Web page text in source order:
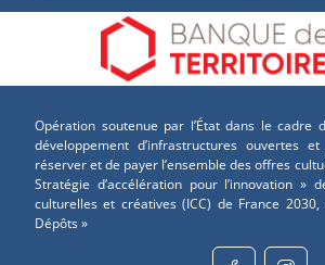
Opération soutenue par l’État dans le cadre
développement d’infrastructures ouvertes
réserver et de payer l’ensemble des offres
Stratégie d’accélération pour l’innovation »
culturelles et créatives (ICC) de France
Dépôts »